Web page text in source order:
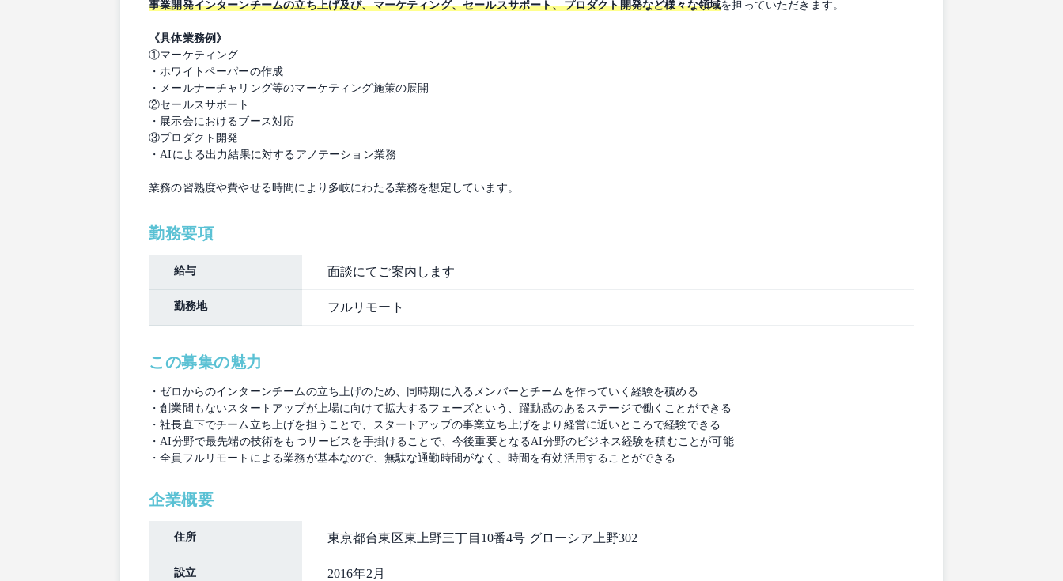
事業開発インターンチームの立ち上げ及び、マーケティング、セールスサポート、プロダクト開発など様々な領域を担っていただきます。
《具体業務例》
①マーケティング
・ホワイトペーパーの作成
・メールナーチャリング等のマーケティング施策の展開
②セールスサポート
・展示会におけるブース対応
③プロダクト開発
・AIによる出力結果に対するアノテーション業務
業務の習熟度や費やせる時間により多岐にわたる業務を想定しています。
勤務要項
給与 面談にてご案内します
勤務地 フルリモート
この募集の魅力
・ゼロからのインターンチームの立ち上げのため、同時期に入るメンバーとチームを作っていく経験を積める
・創業間もないスタートアップが上場に向けて拡大するフェーズという、躍動感のあるステージで働くことができる
・社長直下でチーム立ち上げを担うことで、スタートアップの事業立ち上げをより経営に近いところで経験できる
・AI分野で最先端の技術をもつサービスを手掛けることで、今後重要となるAI分野のビジネス経験を積むことが可能
・全員フルリモートによる業務が基本なので、無駄な通勤時間がなく、時間を有効活用することができる
企業概要
住所 東京都台東区東上野三丁目10番4号 グローシア上野302
設立 2016年2月